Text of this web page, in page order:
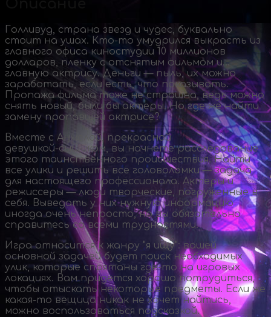
Голливуд, страна звезд и чудес, буквально
стоит на ушах. Кто-то умудрился выкрасть из
главного офиса киностудии 10 миллионов
долларов, пленку с отснятым фильмом и…
главную актрису. Деньги — пыль, их можно
заработать, если есть, что показывать.
Пропажа фильма тоже не страшна, ведь можно
снять новый, были бы актеры. Но где же найти
замену пропавшей актрисе?
Вместе с Анжелой, прекрасной
девушкой-сыщиком, вы начнете расследование
этого таинственного происшествия. Найти
все улики и решить все головоломки — задача
для настоящего профессионала. Актеры и
режиссеры — люди творческие, погруженные в
себя. Выведать у них нужную информацию
иногда очень непросто, но вы обязательно
справитесь со всеми трудностями.
Игра относится к жанру "я ищу": вашей
основной задачей будет поиск необходимых
улик, которые спрятаны где-то на игровых
локациях. Вам придется хорошо потрудиться,
чтобы отыскать некоторые предметы. Если же
какая-то вещица никак не хочет найтись,
можно воспользоваться подсказкой.